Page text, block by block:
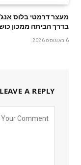
מעצר דרמטי בלוס
בדרך הביתה ממכון
6 באוגוסט 2026
LEAVE A REPLY